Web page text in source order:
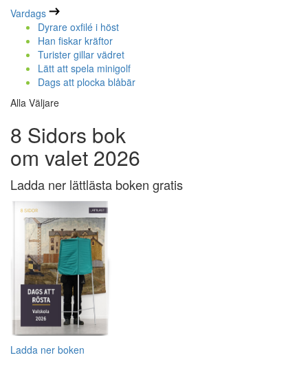
Vardags
Dyrare oxfilé i höst
Han fiskar kräftor
Turister gillar vädret
Lätt att spela minigolf
Dags att plocka blåbär
Alla Väljare
8 Sidors bok
om valet 2026
Ladda ner lättlästa boken gratis
Ladda ner boken